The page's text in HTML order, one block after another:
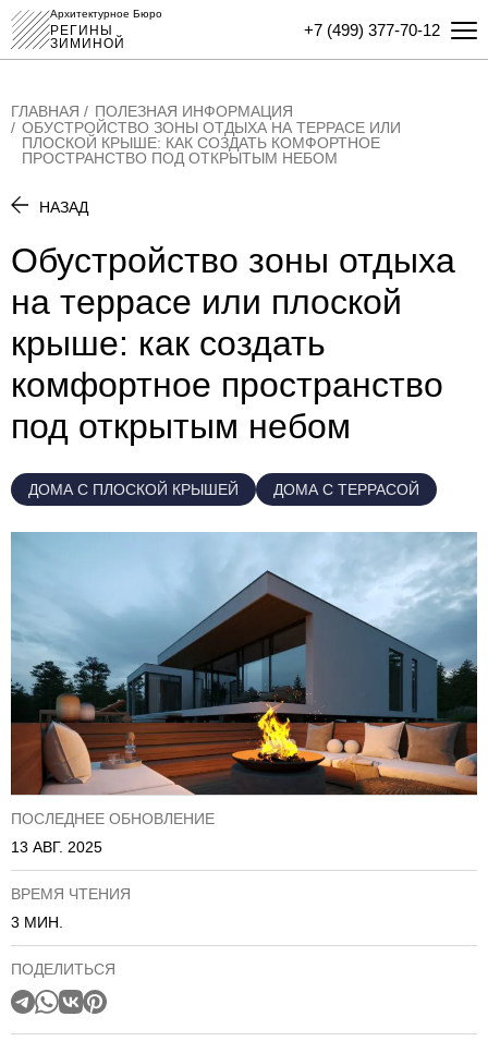
Архитектурное Бюро
РЕГИНЫ
ЗИМИНОЙ
+7 (499) 377-70-12
ГЛАВНАЯ
ПОЛЕЗНАЯ ИНФОРМАЦИЯ
ОБУСТРОЙСТВО ЗОНЫ ОТДЫХА НА ТЕРРАСЕ ИЛИ
ПЛОСКОЙ КРЫШЕ: КАК СОЗДАТЬ КОМФОРТНОЕ
ПРОСТРАНСТВО ПОД ОТКРЫТЫМ НЕБОМ
НАЗАД
Обустройство зоны отдыха
на террасе или плоской
крыше: как создать
комфортное пространство
под открытым небом
ДОМА С ПЛОСКОЙ КРЫШЕЙ ДОМА С ТЕРРАСОЙ
ПОСЛЕДНЕЕ ОБНОВЛЕНИЕ
13 АВГ. 2025
ВРЕМЯ ЧТЕНИЯ
3 МИН.
ПОДЕЛИТЬСЯ